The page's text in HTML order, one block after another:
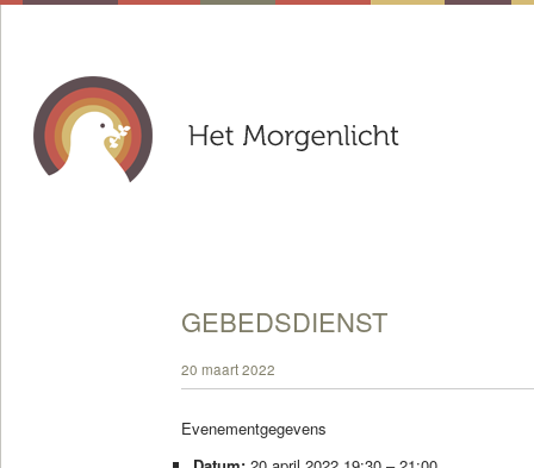
GEBEDSDIENST
20 maart 2022
Evenementgegevens